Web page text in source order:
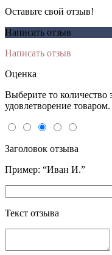
Оставьте свой отзыв!
Написать отзыв
Написать отзыв
Оценка
Выберите то количество
удовлетворение товаром.
Заголовок отзыва
Пример: “Иван И.”
Текст отзыва